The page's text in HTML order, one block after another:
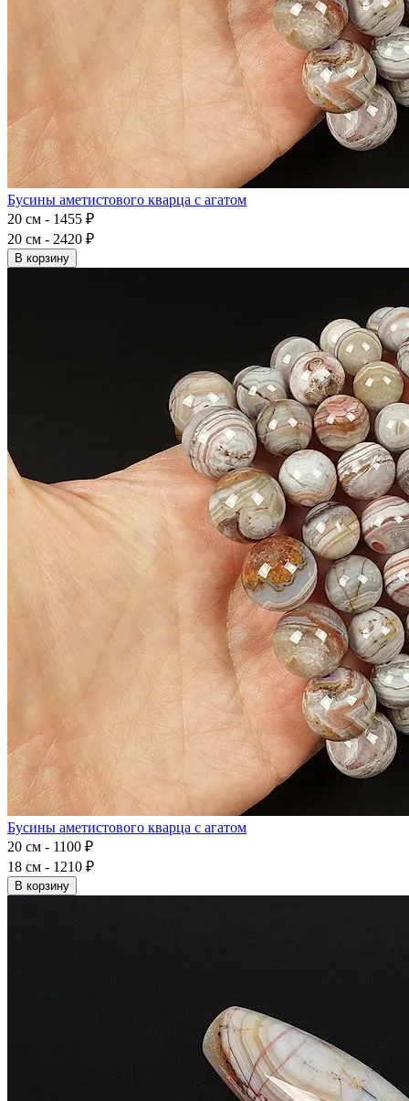
Бусины аметистового кварца с агатом
20 см - 1455 ₽
20 см - 2420 ₽
В корзину
Бусины аметистового кварца с агатом
20 см - 1100 ₽
18 см - 1210 ₽
В корзину